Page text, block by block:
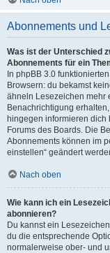
Abonnements und
Was ist der Unterschied
Abonnements für ein
In phpBB 3.0
Browsern: du bekamst
ähneln Lesezeichen mehr
Benachrichtigung
hingegen informieren
Forums des Boards. Die
Abonnements können im
einstellen“ geändert
Nach oben
Wie kann ich ein
abonnieren?
Du kannst ein
du die entsprechende
normalerweise ober- und